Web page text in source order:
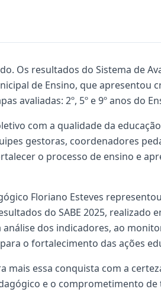
Os resultados do Sistema de
de Ensino, que apresentou
avaliadas: 2º, 5º e 9º anos do
com a qualidade da
gestoras, coordenadores
o processo de ensino e
Floriano Esteves
do SABE 2025, realizado
dos indicadores, ao
o fortalecimento das ações
mais essa conquista com a
e o comprometimento de